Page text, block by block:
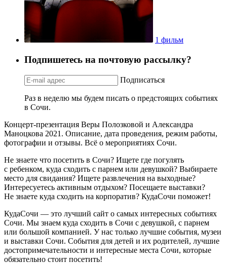
1 фильм
Подпишетесь на почтовую рассылку?
Подписаться
Раз в неделю мы будем писать о предстоящих событиях
в Сочи.
Концерт-презентация Веры Полозковой и Александра
Маноцкова 2021. Описание, дата проведения, режим работы,
фотографии и отзывы. Всё о мероприятиях Сочи.
Не знаете что посетить в Сочи? Ищете где погулять
с ребенком, куда сходить с парнем или девушкой? Выбираете
место для свидания? Ищете развлечения на выходные?
Интересуетесь активным отдыхом? Посещаете выставки?
Не знаете куда сходить на корпоратив? КудаСочи поможет!
КудаСочи — это лучший сайт о самых интересных событиях
Сочи. Мы знаем куда сходить в Сочи с девушкой, с парнем
или большой компанией. У нас только лучшие события, музеи
и выставки Сочи. События для детей и их родителей, лучшие
достопримечательности и интересные места Сочи, которые
обязательно стоит посетить!